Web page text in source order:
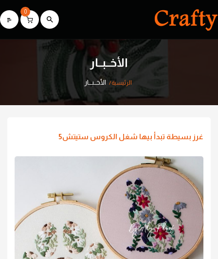
0
الأخــبــار
الرئيسية الأخــبــار
غرز بسيطة تبدأ بيها شغل الكروس ستيتش5